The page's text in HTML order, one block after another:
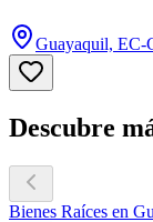
Guayaquil, EC-
Descubre
Bienes Raíces en